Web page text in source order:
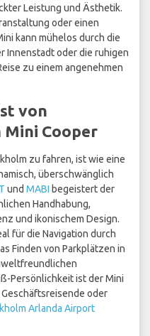
Leistung und Ästhetik.
oder einen
kann mühelos durch die
Innenstadt oder die ruhigen
zu einem angenehmen
von
Cooper
zu fahren, ist wie eine
überschwänglich
und MABI begeistert der
Handhabung,
und ikonischem Design.
für die Navigation durch
Finden von Parkplätzen in
Persönlichkeit ist der Mini
oder
Arlanda Airport